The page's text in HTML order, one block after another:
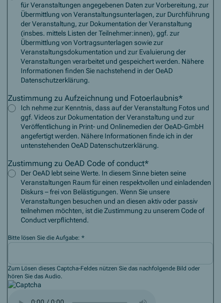
für Veranstaltungen angegebenen Daten zur Vorbereitung, zur
Übermittlung von Veranstaltungsunterlagen, zur Durchführung
der Veranstaltung, zur Dokumentation der Veranstaltung
(insbes. mittels Listen der Teilnehmer:innen), ggf. zur
Übermittlung von Vortragsunterlagen sowie zur
Veranstaltungsdokumentation und zur Evaluierung der
Veranstaltungen verarbeitet und gespeichert werden. Nähere
Informationen finden Sie nachstehend in der OeAD
Datenschutzerklärung.
Zustimmung zu Aufzeichnung und Fotoerlaubnis*
Ich nehme zur Kenntnis, dass auf der Veranstaltung Fotos und
ggf. Videos zur Dokumentation der Veranstaltung und zur
Veröffentlichung in Print- und Onlinemedien der OeAD-GmbH
angefertigt werden. Nähere Informationen finde ich in der
untenstehenden OeAD Datenschutzerklärung.
Zustimmung zu OeAD Code of conduct*
Der OeAD lebt seine Werte. In diesem Sinne bieten seine
Veranstaltungen Raum für einen respektvollen und einladenden
Diskurs – frei von Belästigungen. Wenn Sie unsere
Veranstaltungen besuchen und an diesen aktiv oder passiv
teilnehmen möchten, ist die Zustimmung zu unserem Code of
Conduct verpflichtend.
Bitte lösen Sie die Aufgabe:*
Zum Lösen dieses Captcha-Feldes nützen Sie das nachfolgende Bild oder
hören Sie das Audio.